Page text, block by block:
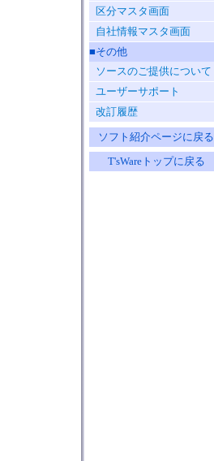
区分マスタ画面
自社情報マスタ画面
■その他
ソースのご提供について
ユーザーサポート
改訂履歴
ソフト紹介ページに戻る
T'sWareトップに戻る